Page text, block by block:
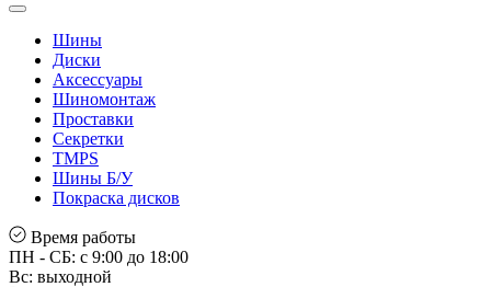
Шины
Диски
Аксессуары
Шиномонтаж
Проставки
Секретки
TMPS
Шины Б/У
Покраска дисков
Время работы
ПН - СБ: с 9:00 до 18:00
Вс: выходной